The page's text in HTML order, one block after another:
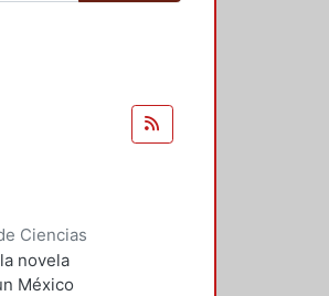
Ciencias
,1997
novela
México